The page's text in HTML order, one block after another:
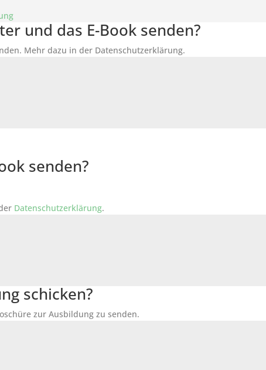
und das E-Book senden?
Mehr dazu in der Datenschutzerklärung.
senden?
Datenschutzerklärung.
schicken?
zur Ausbildung zu senden.